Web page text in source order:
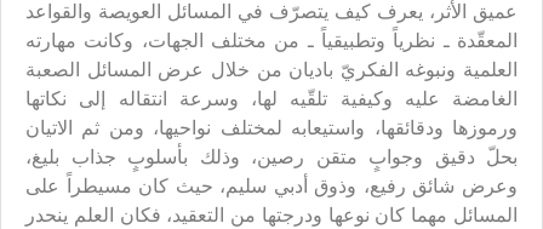
عميق الأثر، يعرف كيف يتصرّف في المسائل العويصة والقواعد
المعقّدة ـ نظرياً وتطبيقياً ـ من مختلف الجهات، وكانت مهارته
العلمية ونبوغه الفكريّ باديان من خلال عرض المسائل الصعبة
الغامضة عليه وكيفية تلقّيه لها، وسرعة انتقاله إلى نكاتها
ورموزها ودقائقها، واستيعابه لمختلف نواحيها، ومن ثم الاتيان
بحلّ دقيق وجوابٍ متقن رصين، وذلك بأسلوبٍ جذاب بليغ،
وعرض شائق رفيع، وذوق أدبي سليم، حيث كان مسيطراً على
المسائل مهما كان نوعها ودرجتها من التعقيد، فكان العلم ينحدر